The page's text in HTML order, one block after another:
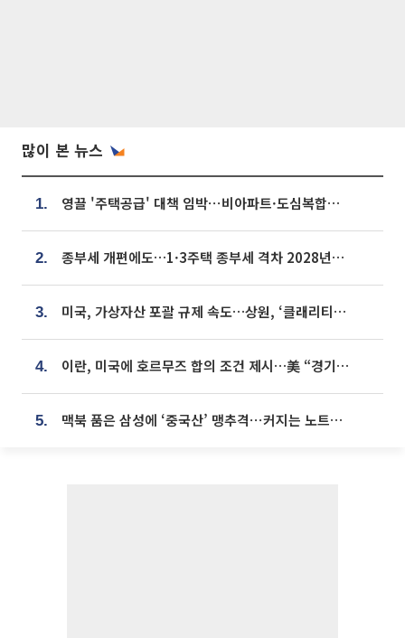
많이 본 뉴스
1. 영끌 '주택공급' 대책 임박⋯비아파트·도심복합까지 총동원
2. 종부세 개편에도…1·3주택 종부세 격차 2028년부터 확대
3. 미국, 가상자산 포괄 규제 속도…상원, ‘클래리티법’ 9월 절차투표 추진
4. 이란, 미국에 호르무즈 합의 조건 제시…美 “경기 아직 안 끝나” [종합]
5. 맥북 품은 삼성에 ‘중국산’ 맹추격⋯커지는 노트북 OLED 시장